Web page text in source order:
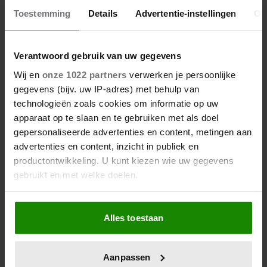
Toestemming Details Advertentie-instellingen
Verantwoord gebruik van uw gegevens
Wij en onze 1022 partners verwerken je persoonlijke
gegevens (bijv. uw IP-adres) met behulp van
technologieën zoals cookies om informatie op uw
apparaat op te slaan en te gebruiken met als doel
gepersonaliseerde advertenties en content, metingen aan
advertenties en content, inzicht in publiek en
productontwikkeling. U kunt kiezen wie uw gegevens
gebruikt en met welke doelen.
Als u het toestaat, willen we ook graag:
Informatie verzamelen over uw geografische
locatie, die tot een paar meter nauwkeurig kan zijn
scannen op specifieke eigenschappen (fingerprinting)
Alles toestaan
Aanpassen
PRINS WILLIAM EN PRINSES
CATHERINE NEMEN
MAATREGEL VOOR
TOEKOMSTIG LIEFDESLEVEN
VAN HUN KINDEREN
PRINSES INGRID ALEXANDRA